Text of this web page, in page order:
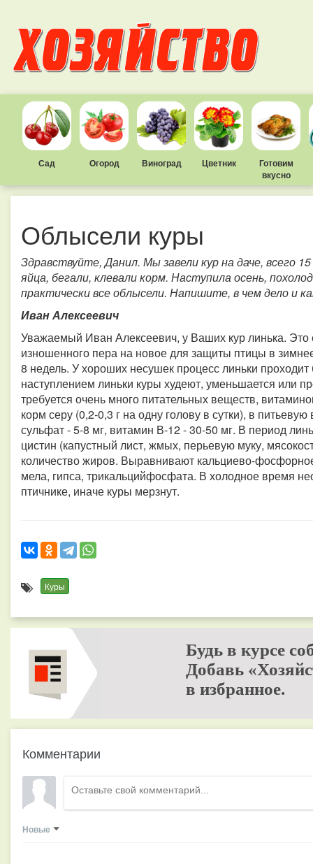
Сад Огород Виноград Цветник
Готовим
вкусно
Облысели куры
Здравствуйте, Данил. Мы завели кур на даче, всего
яйца, бегали, клевали корм. Наступила осень,
практически все облысели. Напишите, в чем дело и
Иван Алексеевич
Уважаемый Иван Алексеевич, у Ваших кур линька. Это
изношенного пера на новое для защиты птицы в
8 недель. У хороших несушек процесс линьки
наступлением линьки куры худеют, уменьшается или
требуется очень много питательных веществ,
корм серу (0,2-0,3 г на одну голову в сутки), в
сульфат - 5-8 мг, витамин В-12 - 30-50 мг. В период
цистин (капустный лист, жмых, перьевую муку,
количество жиров. Выравнивают кальциево-
мела, гипса, трикальцийфосфата. В холодное время
птичнике, иначе куры мерзнут.
Куры
Будь в курсе
Добавь
в избранное.
Комментарии
Новые